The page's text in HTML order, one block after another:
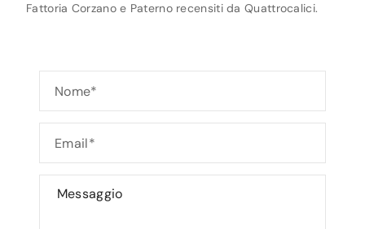
Fattoria Corzano e Paterno recensiti da Quattrocalici.